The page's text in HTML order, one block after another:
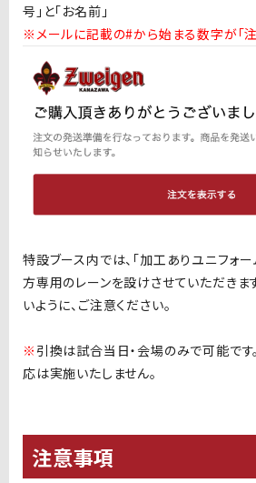
号」と「お名前」
※メールに記載の#から始まる数字が「注
特設ブース内では、「加工ありユニフォ
方専用のレーンを設けさせていただきま
いように、ご注意ください。
※ 引換は試合当日・会場のみで可能で
応は実施いたしません。
注意事項